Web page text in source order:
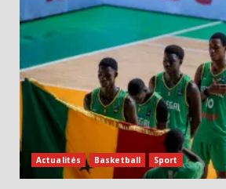
Actualités Basketball Sport